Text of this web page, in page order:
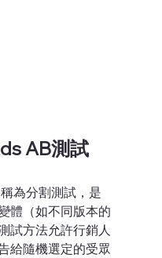
AB測試
為分割測試，是
體（如不同版本的
試方法允許行銷人
給隨機選定的受眾